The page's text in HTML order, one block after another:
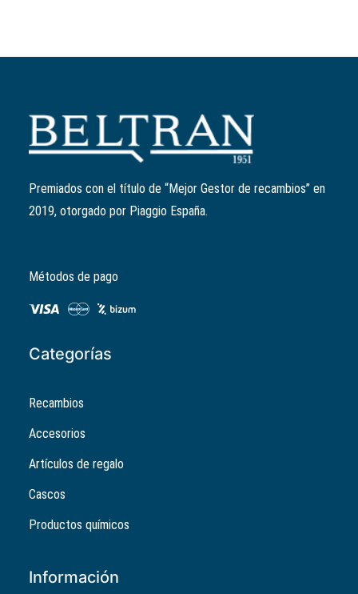
Rodillo variador 18mm/10gr (antes 1A001380)
CM308503
4,65
original
era:
El
actual
Premiados con el título de “Mejor Gestor de recambios” en
2019, otorgado por Piaggio España.
Métodos de pago
Categorías
Recambios
Accesorios
Artículos de regalo
Cascos
Productos químicos
Información